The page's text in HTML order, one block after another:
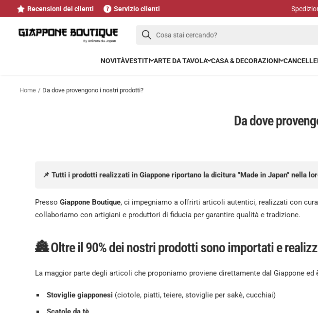
al
contenuto
Recensioni dei clienti Servizio clienti
Cosa stai cercando?
NOVITÀVESTITI ARTE DA TAVOLA CASA & DECORAZIONI
Home Da dove provengono i nostri prodotti?
Da dove
📌 Tutti i prodotti realizzati in Giappone riportano la dicitura "Made in Japan" nella
Presso Giappone Boutique, ci impegniamo a offrirti articoli autentici, realizzati con
collaboriamo con artigiani e produttori di fiducia per garantire qualità e tradizione.
🏯 Oltre il 90% dei nostri prodotti sono importati e
La maggior parte degli articoli che proponiamo proviene direttamente dal Giappone
Stoviglie giapponesi (ciotole, piatti, teiere, stoviglie per sakè, cucchiai)